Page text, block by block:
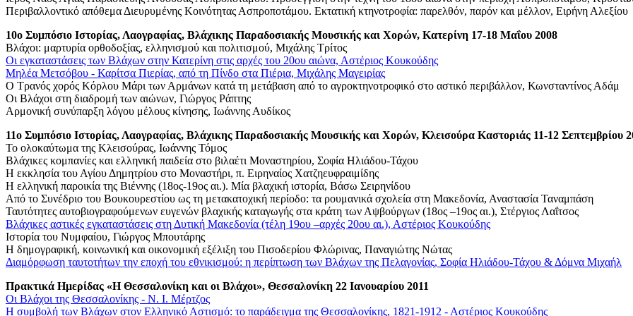
Περιβαλλοντικό απόθεμα Διευρυμένης Κοινότητας Ασπροποτάμου. Εκτατική κτηνοτροφία: παρελθόν, παρόν και μέλλον, Ειρήνη Αλεξίου
10ο Συμπόσιο Ιστορίας, Λαογραφίας, Βλάχικης Παραδοσιακής Μουσικής και Χορών, Κατερίνη 17-18 Μαΐου 2008
Βλάχοι: μαρτυρία ορθοδοξίας, ελληνισμού και πολιτισμού, Μιχάλης Τρίτος
Οι εγκαταστάσεις των Βλάχων στην Κατερίνη στις αρχές του 20ου αιώνα, Αστέριος Κουκούδης
Μηλέα Μετσόβου - Καρίτσα Πιερίας, από τη Πίνδο στα Πιέρια, Μιχάλης Μαγειρίας
Ο Τρανός χορός Κόρλου Μάρι των Αρμάνων κατά τη μετάβαση από το αγροκτηνοτροφικό στο αστικό περιβάλλον, Κωνσταντίνος Αδάμ
Οι Βλάχοι στη διαδρομή των αιώνων, Γιώργος Ράπτης
Αρμονική συνύπαρξη λόγου μέλους κίνησης, Ιωάννης Αυδίκος
11ο Συμπόσιο Ιστορίας, Λαογραφίας, Βλάχικης Παραδοσιακής Μουσικής και Χορών, Κλεισούρα Καστοριάς 11-12 Σεπτεμβρίου
Το ολοκαύτωμα της Κλεισούρας, Ιωάννης Τόμος
Βλάχικες κομπανίες και ελληνική παιδεία στο βιλαέτι Μοναστηρίου, Σοφία Ηλιάδου-Τάχου
Η εκκλησία του Αγίου Δημητρίου στο Μοναστήρι, π. Ειρηναίος Χατζηευφραιμίδης
Η ελληνική παροικία της Βιέννης (18ος-19ος αι.). Μία βλαχική ιστορία, Βάσω Σειρηνίδου
Από το Συνέδριο του Βουκουρεστίου ως τη μετακατοχική περίοδο: τα ρουμανικά σχολεία στη Μακεδονία, Αναστασία Ταναμπάση
Ταυτότητες αυτοβιογραφούμενων ευγενών βλαχικής καταγωγής στα κράτη των Αψβούργων (18ος –19ος αι.), Στέργιος Λαΐτσος
Βλάχικες αστικές εγκαταστάσεις στη Δυτική Μακεδονία (τέλη 19ου –αρχές 20ου αι.), Αστέριος Κουκούδης
Ιστορία του Νυμφαίου, Γιώργος Μπουτάρης
Η δημογραφική, κοινωνική και οικονομική εξέλιξη του Πισοδερίου Φλώρινας, Παναγιώτης Νώτας
Διαμόρφωση ταυτοτήτων την εποχή του εθνικισμού: η περίπτωση των Βλάχων της Πελαγονίας, Σοφία Ηλιάδου-Τάχου & Δόμνα Μιχαήλ
Πρακτικά Ημερίδας «Η Θεσσαλονίκη και οι Βλάχοι», Θεσσαλονίκη 22 Ιανουαρίου 2011
Οι Βλάχοι της Θεσσαλονίκης - Ν. Ι. Μέρτζος
Η συμβολή των Βλάχων στον Ελληνικό Αστισμό: το παράδειγμα της Θεσσαλονίκης, 1821-1912 - Αστέριος Κουκούδης